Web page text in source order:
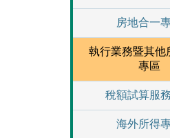
房地合一
執行業務暨其他
專區
稅額試算服
海外所得